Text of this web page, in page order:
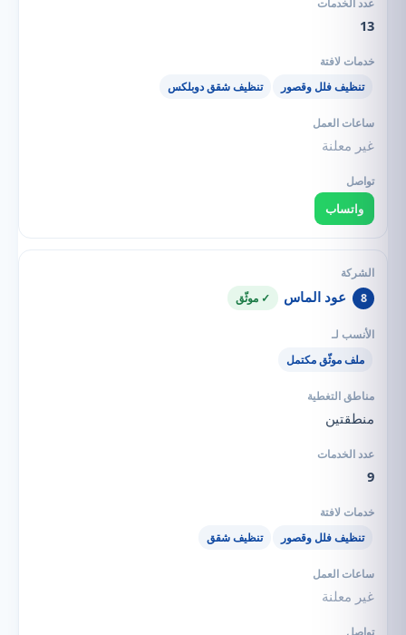
13
تنظيف فلل وقصور تنظيف شقق دوبلكس
غير معلنة
واتساب
8 عود الماس ✓ موثّق
ملف موثّق مكتمل
منطقتين
9
تنظيف فلل وقصور تنظيف شقق
غير معلنة